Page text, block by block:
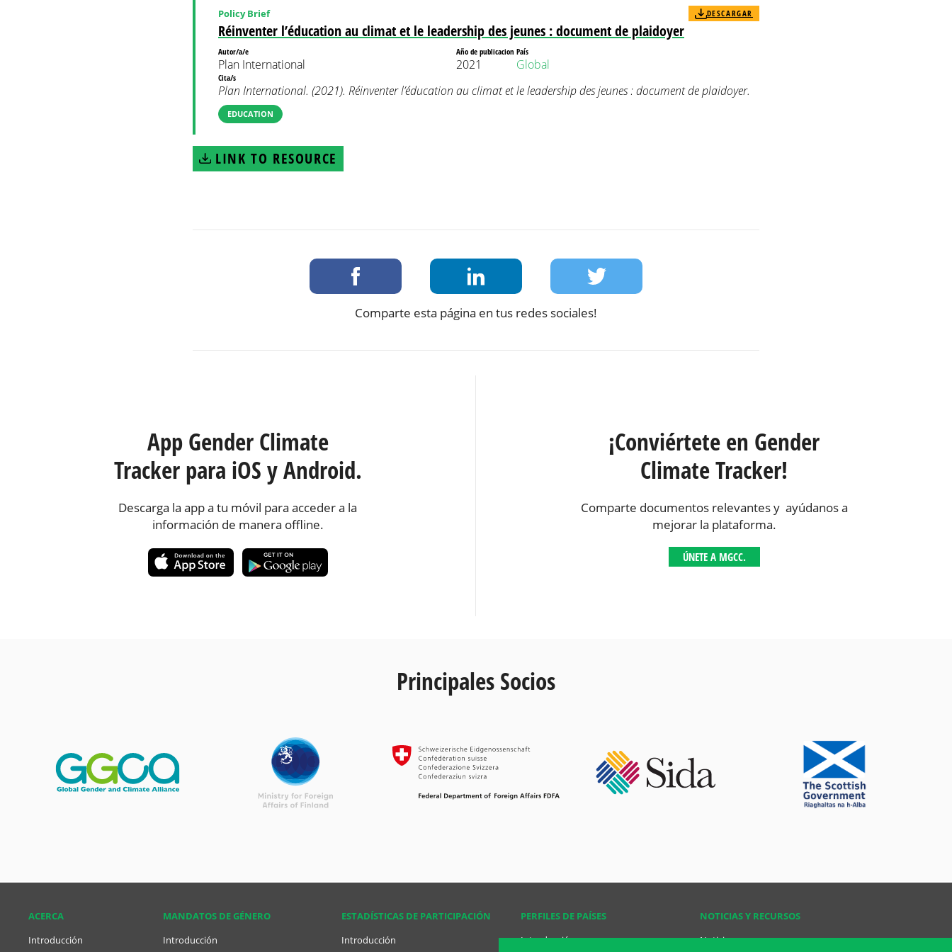
Réinventer l’éducation au climat et le leadership des jeunes : document de plaidoyer
Policy Brief DESCARGAR
Autor/a/e
Plan International
Año de publicacion
2021
País
Global
Cita/s
Plan International. (2021). Réinventer l’éducation au climat et le leadership des jeunes : document de plaidoyer.
EDUCATION
LINK TO RESOURCE
Comparte esta página en tus redes sociales!
App Gender Climate
Tracker para iOS y Android.
Descarga la app a tu móvil para acceder a la
información de manera offline.
¡Conviértete en Gender
Climate Tracker!
Comparte documentos relevantes y ayúdanos a
mejorar la plataforma.
ÚNETE A MGCC.
Principales Socios
ACERCA
Introducción
NOTICIAS Y RECURSOS
Noticias
MANDATOS DE GÉNERO
Introducción
ESTADÍSTICAS DE PARTICIPACIÓN
Introducción
PERFILES DE PAÍSES
Introducción